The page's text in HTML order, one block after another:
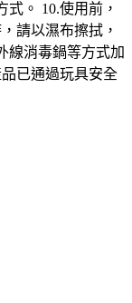
。 10.使用前，
請以濕布擦拭，
線消毒鍋等方式加
已通過玩具安全